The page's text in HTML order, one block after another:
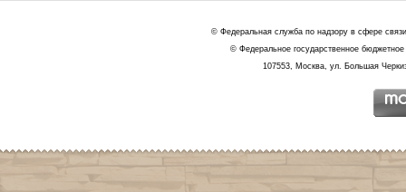
© Федеральная служба по надзору в сфере
© Федеральное государственное
107553, Москва, ул. Большая